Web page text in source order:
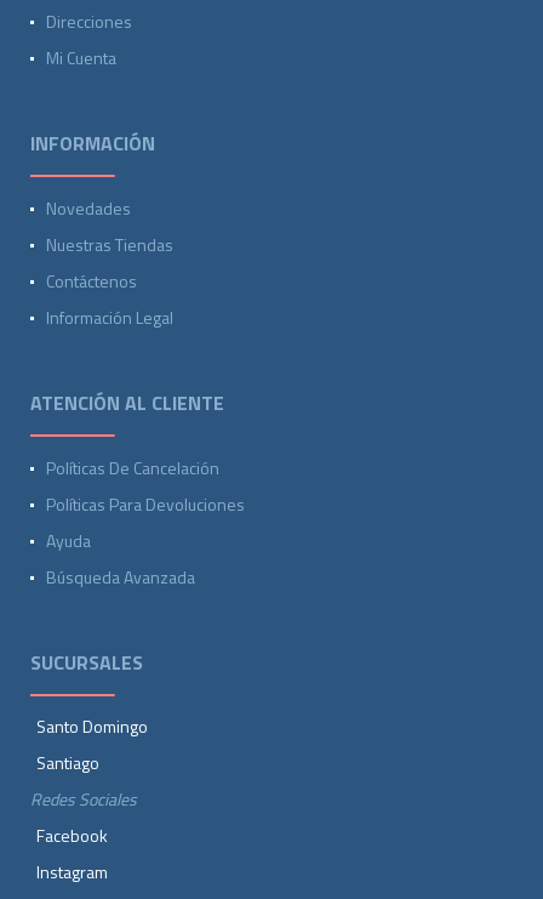
Direcciones
Mi Cuenta
INFORMACIÓN
Novedades
Nuestras Tiendas
Contáctenos
Información Legal
ATENCIÓN AL CLIENTE
Políticas De Cancelación
Políticas Para Devoluciones
Ayuda
Búsqueda Avanzada
SUCURSALES
Santo Domingo
Santiago
Redes Sociales
Facebook
Instagram